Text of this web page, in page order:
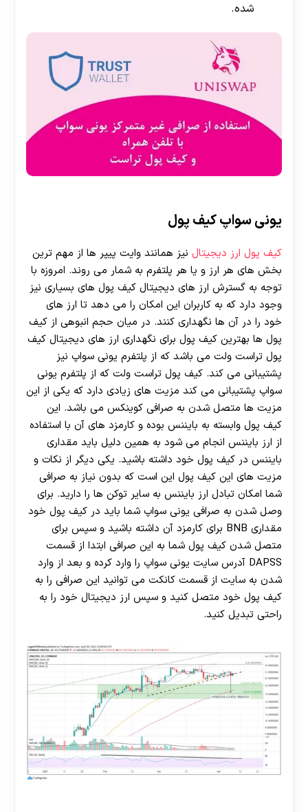
شده.
یونی سواپ کیف پول
کیف پول ارز دیجیتال نیز همانند وایت پیپر ها از مهم ترین
بخش های هر ارز و یا هر پلتفرم به شمار می روند. امروزه با
توجه به گسترش ارز های دیجیتال کیف پول های بسیاری نیز
وجود دارد که به کاربران این امکان را می دهد تا ارز های
خود را در آن ها نگهداری کنند. در میان حجم انبوهی از کیف
پول ها بهترین کیف پول برای نگهداری ارز های دیجیتال کیف
پول تراست ولت می باشد که از پلتفرم یونی سواپ نیز
پشتیبانی می کند. کیف پول تراست ولت که از پلتفرم یونی
سواپ پشتیبانی می کند مزیت های زیادی دارد که یکی از این
مزیت ها متصل شدن به صرافی کوینکس می باشد. این
کیف پول وابسته به بایننس بوده و کارمزد های آن با استفاده
از ارز بایننس انجام می شود به همین دلیل باید مقداری
بایننس در کیف پول خود داشته باشید. یکی دیگر از نکات و
مزیت های این کیف پول این است که بدون نیاز به صرافی
شما امکان تبادل ارز بایننس به سایر توکن ها را دارید. برای
وصل شدن به صرافی یونی سواپ شما باید در کیف پول خود
مقداری BNB برای کارمزد آن داشته باشید و سپس برای
متصل شدن کیف پول شما به این صرافی ابتدا از قسمت
DAPSS آدرس سایت یونی سواپ را وارد کرده و بعد از وارد
شدن به سایت از قسمت کانکت می توانید این صرافی را به
کیف پول خود متصل کنید و سپس ارز دیجیتال خود را به
راحتی تبدیل کنید.